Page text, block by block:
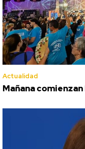
Actualidad
Mañana